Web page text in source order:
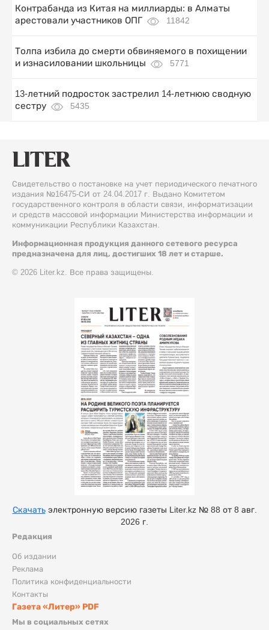
Контрабанда из Китая на миллиарды: в Алматы
арестовали участников ОПГ
11842
Толпа избила до смерти обвиняемого в похищении
и изнасиловании школьницы
5771
13-летний подросток застрелил 14-летнюю сводную
сестру
5435
Свидетельство о постановке на учет периодического печатного
издания №16475-СИ от 24.04.2017 г. Выдано Комитетом
государственного контроля в области связи, информатизации
и средств массовой информации Министерства информации и
коммуникации Республики Казахстан.
Информационная продукция данного сетевого ресурса
предназначена для лиц, достигших 18 лет и старше.
© 2026 Liter.kz. Все права защищены.
Редакция
Об издании
Реклама
Политика конфиденциальности
Контакты
Газета «Литер» PDF
Мы в социальных сетях
Скачатьэлектронную версию газеты Liter.kz № 88 от 8 авг.
2026 г.